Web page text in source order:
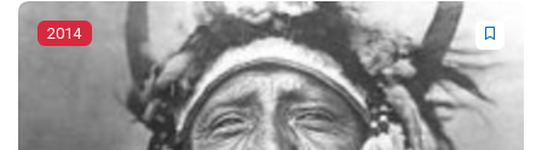
2014